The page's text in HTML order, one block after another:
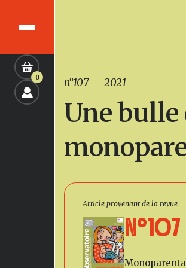
0 n°107— 2021
Une
Article provenant de la revue
N°107